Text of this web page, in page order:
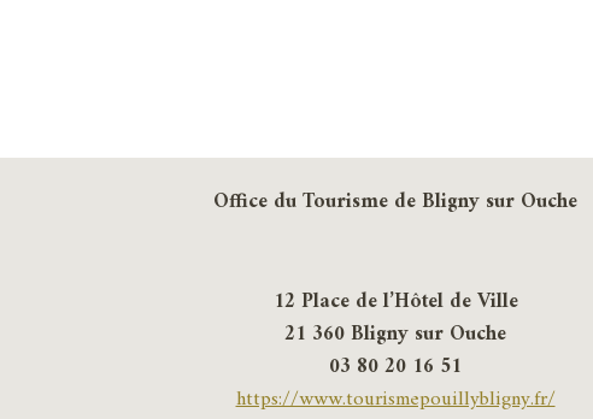
Office du Tourisme de Bligny sur Ouche
12 Place de l’Hôtel de Ville
21 360 Bligny sur Ouche
03 80 20 16 51
https://www.tourismepouillybligny.fr/